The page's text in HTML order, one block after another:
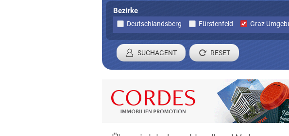
Bezirke
Deutschlandsberg Fürstenfeld Graz
SUCHAGENT
Registrieren Sie sich um laufend
E-mail